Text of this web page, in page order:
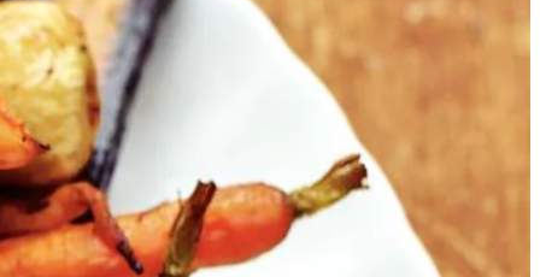
Meng de venkelknollen met de tijmblaadjes en de citroen. Scheur
Meng de baby meiknolletjes met de rodewijnazijn en de
schaal om te serveren.